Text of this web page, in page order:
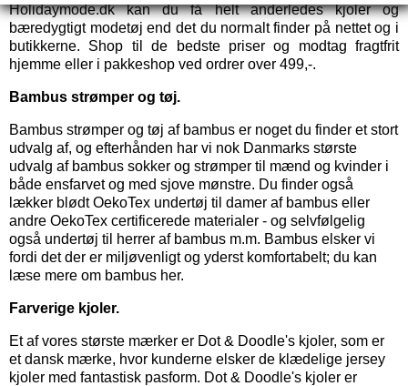
Holidaymode.dk kan du få helt anderledes kjoler og
bæredygtigt modetøj end det du normalt finder på nettet og i
butikkerne. Shop til de bedste priser og modtag fragtfrit
hjemme eller i pakkeshop ved ordrer over 499,-.
Bambus strømper og tøj.
Bambus strømper og tøj af bambus er noget du finder et stort
udvalg af, og efterhånden har vi nok Danmarks største
udvalg af bambus sokker og strømper til mænd og kvinder i
både ensfarvet og med sjove mønstre. Du finder også
lækker blødt OekoTex undertøj til damer af bambus eller
andre OekoTex certificerede materialer - og selvfølgelig
også undertøj til herrer af bambus m.m. Bambus elsker vi
fordi det der er miljøvenligt og yderst komfortabelt; du kan
læse mere om bambus her.
Farverige kjoler.
Et af vores største mærker er Dot & Doodle's kjoler, som er
et dansk mærke, hvor kunderne elsker de klædelige jersey
kjoler med fantastisk pasform. Dot & Doodle's kjoler er